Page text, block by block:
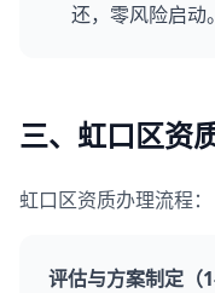
还，零风险启动。
三、虹口区资
虹口区资质办理流程：
评估与方案制定（